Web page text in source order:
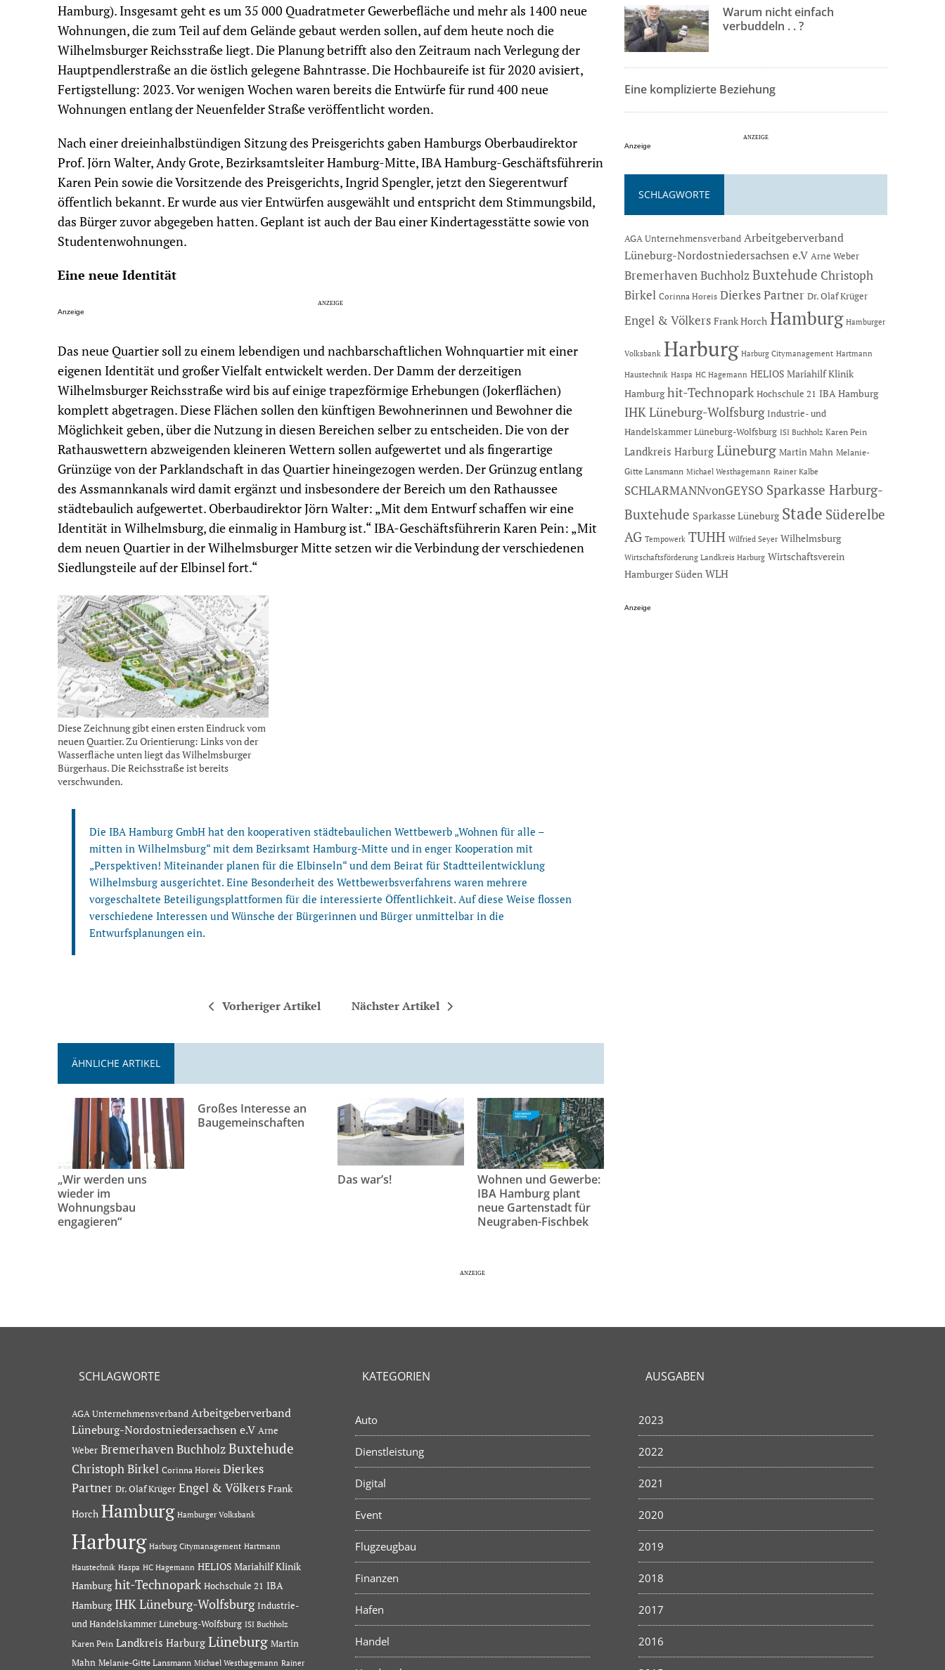
Hamburg). Insgesamt geht es um 35 000 Quadratmeter Gewerbefläche und mehr als 1400 neue
Wohnungen, die zum Teil auf dem Gelände gebaut werden sollen, auf dem heute noch die
Wilhelmsburger Reichsstraße liegt. Die Planung betrifft also den Zeitraum nach Verlegung der
Hauptpendlerstraße an die östlich gelegene Bahntrasse. Die Hochbaureife ist für 2020 avisiert,
Fertigstellung: 2023. Vor wenigen Wochen waren bereits die Entwürfe für rund 400 neue
Wohnungen entlang der Neuenfelder Straße veröffentlicht worden.
Nach einer dreieinhalbstündigen Sitzung des Preisgerichts gaben Hamburgs Oberbaudirektor
Prof. Jörn Walter, Andy Grote, Bezirksamtsleiter Hamburg-Mitte, IBA Hamburg-Geschäftsführerin
Karen Pein sowie die Vorsitzende des Preisgerichts, Ingrid Spengler, jetzt den Siegerentwurf
öffentlich bekannt. Er wurde aus vier Entwürfen ausgewählt und entspricht dem Stimmungsbild,
das Bürger zuvor abgegeben hatten. Geplant ist auch der Bau einer Kindertagesstätte sowie von
Studentenwohnungen.
Eine neue Identität
Anzeige
Das neue Quartier soll zu einem lebendigen und nachbarschaftlichen Wohnquartier mit einer
eigenen Identität und großer Vielfalt entwickelt werden. Der Damm der derzeitigen
Wilhelmsburger Reichsstraße wird bis auf einige trapezförmige Erhebungen (Jokerflächen)
komplett abgetragen. Diese Flächen sollen den künftigen Bewohnerinnen und Bewohner die
Möglichkeit geben, über die Nutzung in diesen Bereichen selber zu entscheiden. Die von der
Rathauswettern abzweigenden kleineren Wettern sollen aufgewertet und als fingerartige
Grünzüge von der Parklandschaft in das Quartier hineingezogen werden. Der Grünzug entlang
des Assmannkanals wird damit ergänzt und insbesondere der Bereich um den Rathaussee
städtebaulich aufgewertet. Oberbaudirektor Jörn Walter: „Mit dem Entwurf schaffen wir eine
Identität in Wilhelmsburg, die einmalig in Hamburg ist.“ IBA-Geschäftsführerin Karen Pein: „Mit
dem neuen Quartier in der Wilhelmsburger Mitte setzen wir die Verbindung der verschiedenen
Siedlungsteile auf der Elbinsel fort.“
Diese Zeichnung gibt einen ersten Eindruck vom
neuen Quartier. Zu Orientierung: Links von der
Wasserfläche unten liegt das Wilhelmsburger
Bürgerhaus. Die Reichsstraße ist bereits
verschwunden.
Die IBA Hamburg GmbH hat den kooperativen städtebaulichen Wettbewerb „Wohnen für alle –
mitten in Wilhelmsburg“ mit dem Bezirksamt Hamburg-Mitte und in enger Kooperation mit
„Perspektiven! Miteinander planen für die Elbinseln“ und dem Beirat für Stadtteilentwicklung
Wilhelmsburg ausgerichtet. Eine Besonderheit des Wettbewerbsverfahrens waren mehrere
vorgeschaltete Beteiligungsplattformen für die interessierte Öffentlichkeit. Auf diese Weise flossen
verschiedene Interessen und Wünsche der Bürgerinnen und Bürger unmittelbar in die
Entwurfsplanungen ein.
Vorheriger Artikel Nächster Artikel
ÄHNLICHE ARTIKEL
„Wir werden uns
wieder im
Wohnungsbau
engagieren“
Großes Interesse an
Baugemeinschaften
Das war’s!
Wohnen und Gewerbe:
IBA Hamburg plant
neue Gartenstadt für
Neugraben-Fischbek
Warum nicht einfach
verbuddeln . . ?
Eine komplizierte Beziehung
Anzeige
SCHLAGWORTE
AGA Unternehmensverband Arbeitgeberverband
Lüneburg-Nordostniedersachsen e.V Arne Weber
BremerhavenBuchholzBuxtehude Christoph
Birkel Corinna Horeis Dierkes Partner Dr. Olaf Krüger
Engel & Völkers Frank Horch Hamburg Hamburger
Volksbank Harburg Harburg Citymanagement Hartmann
Haustechnik Haspa HC Hagemann HELIOS Mariahilf Klinik
Hamburg hit-Technopark Hochschule 21 IBA Hamburg
IHK Lüneburg-Wolfsburg Industrie- und
Handelskammer Lüneburg-Wolfsburg ISI Buchholz Karen Pein
Landkreis Harburg Lüneburg Martin Mahn Melanie-
Gitte Lansmann Michael Westhagemann Rainer Kalbe
SCHLARMANNvonGEYSO Sparkasse Harburg-
Buxtehude Sparkasse Lüneburg Stade Süderelbe
AG Tempowerk TUHH Wilfried Seyer Wilhelmsburg
Wirtschaftsförderung Landkreis Harburg Wirtschaftsverein
Hamburger Süden WLH
Anzeige
SCHLAGWORTE
AGA Unternehmensverband Arbeitgeberverband
Lüneburg-Nordostniedersachsen e.V Arne
Weber BremerhavenBuchholzBuxtehude
Christoph Birkel Corinna Horeis Dierkes
Partner Dr. Olaf Krüger Engel & Völkers Frank
Horch Hamburg Hamburger Volksbank
Harburg Harburg Citymanagement Hartmann
Haustechnik Haspa HC Hagemann HELIOS Mariahilf Klinik
Hamburg hit-Technopark Hochschule 21 IBA
Hamburg IHK Lüneburg-Wolfsburg Industrie-
und Handelskammer Lüneburg-Wolfsburg ISI Buchholz
Karen Pein Landkreis Harburg Lüneburg Martin
Mahn Melanie-Gitte Lansmann Michael Westhagemann Rainer
KATEGORIEN
Auto
Dienstleistung
Digital
Event
Flugzeugbau
Finanzen
Hafen
Handel
AUSGABEN
2023
2022
2021
2020
2019
2018
2017
2016